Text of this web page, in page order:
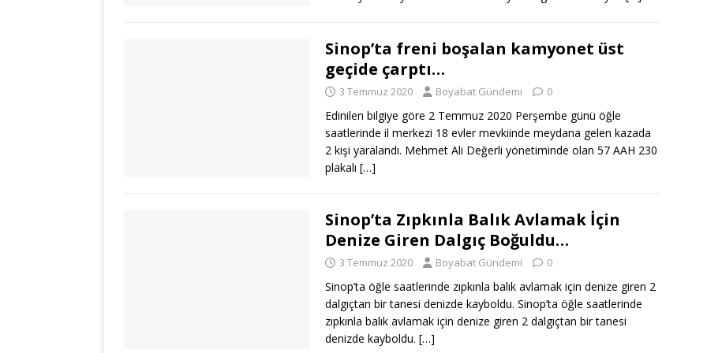
Sinop’ta freni boşalan kamyonet üst
geçide çarptı…
3 Temmuz 2020 Boyabat Gündemi 0
Edinilen bilgiye göre 2 Temmuz 2020 Perşembe günü öğle
saatlerinde il merkezi 18 evler mevkiinde meydana gelen kazada
2 kişi yaralandı. Mehmet Ali Değerli yönetiminde olan 57 AAH 230
plakalı […]
Sinop’ta Zıpkınla Balık Avlamak İçin
Denize Giren Dalgıç Boğuldu…
3 Temmuz 2020 Boyabat Gündemi 0
Sinop’ta öğle saatlerinde zıpkınla balık avlamak için denize giren 2
dalgıçtan bir tanesi denizde kayboldu. Sinop’ta öğle saatlerinde
zıpkınla balık avlamak için denize giren 2 dalgıçtan bir tanesi
denizde kayboldu. […]